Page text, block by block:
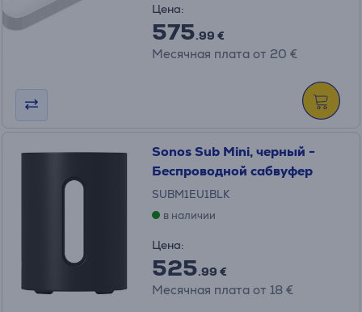
Цена:
575.99 €
Месячная плата от 20 €
Sonos Sub Mini, черный -
Беспроводной сабвуфер
SUBM1EU1BLK
в наличии
Цена:
525.99 €
Месячная плата от 18 €